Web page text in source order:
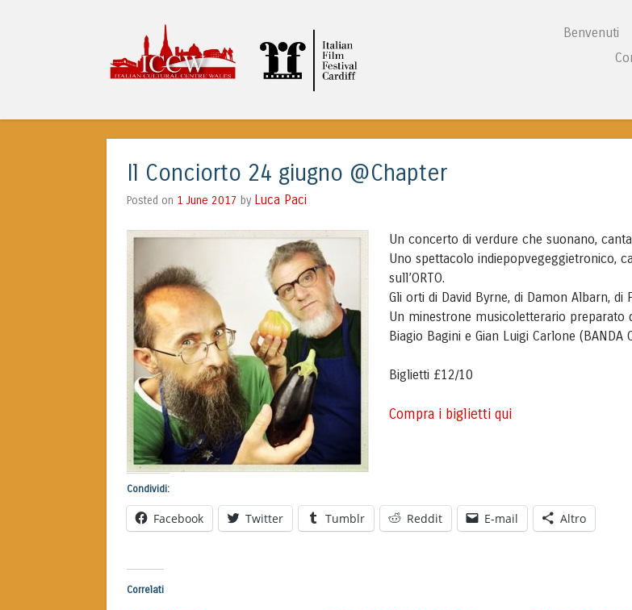
ITALIAN CULTURAL CENTRE WALES
Menu
Vai al
Benvenuti
Il Conciorto 24 giugno @Chapter
Posted on 1 June 2017 by Luca Paci
Un concerto di verdure che suonano,
Uno spettacolo indiepopvegeggietronico,
sull’ORTO.
Gli orti di David Byrne, di Damon Albarn,
Un minestrone musicoletterario preparato
Biagio Bagini e Gian Luigi Carlone (BANDA
Biglietti £12/10
Compra i biglietti qui
Condividi:
Facebook Twitter Tumblr Reddit E-mail Altro
Correlati